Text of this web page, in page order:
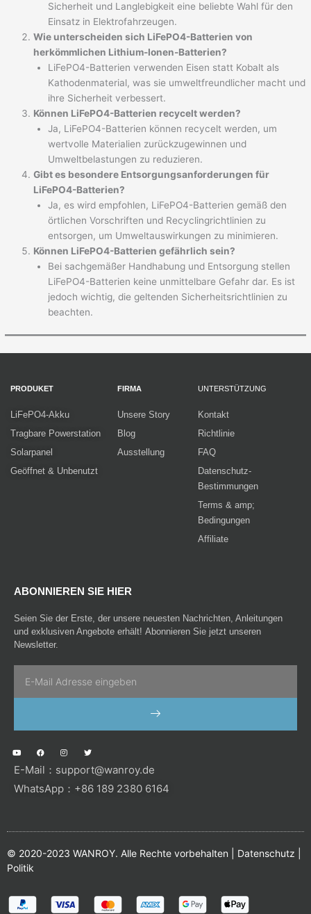
Sicherheit und Langlebigkeit eine beliebte Wahl für den
Einsatz in Elektrofahrzeugen.
Wie unterscheiden sich LiFePO4-Batterien von
herkömmlichen Lithium-Ionen-Batterien?
LiFePO4-Batterien verwenden Eisen statt Kobalt als
Kathodenmaterial, was sie umweltfreundlicher macht und
ihre Sicherheit verbessert.
Können LiFePO4-Batterien recycelt werden?
Ja, LiFePO4-Batterien können recycelt werden, um
wertvolle Materialien zurückzugewinnen und
Umweltbelastungen zu reduzieren.
Gibt es besondere Entsorgungsanforderungen für
LiFePO4-Batterien?
Ja, es wird empfohlen, LiFePO4-Batterien gemäß den
örtlichen Vorschriften und Recyclingrichtlinien zu
entsorgen, um Umweltauswirkungen zu minimieren.
Können LiFePO4-Batterien gefährlich sein?
Bei sachgemäßer Handhabung und Entsorgung stellen
LiFePO4-Batterien keine unmittelbare Gefahr dar. Es ist
jedoch wichtig, die geltenden Sicherheitsrichtlinien zu
beachten.
PRODUKET
LiFePO4-Akku
Tragbare Powerstation
Solarpanel
Geöffnet & Unbenutzt
FIRMA
Unsere Story
Blog
Ausstellung
UNTERSTÜTZUNG
Kontakt
Richtlinie
FAQ
Datenschutz-
Bestimmungen
Terms & amp;
Bedingungen
Affiliate
ABONNIEREN SIE HIER
Seien Sie der Erste, der unsere neuesten Nachrichten, Anleitungen
und exklusiven Angebote erhält! Abonnieren Sie jetzt unseren
Newsletter.
SENDEN
Y
o
t
b
e
F
a
e
o
o
I
n
t
g
r
T
w
t
e
r
E-Mail： support@wanroy.de
WhatsApp：+86 189 2380 6164
© 2020-2023 WANROY. Alle Rechte vorbehalten | Datenschutz
Politik